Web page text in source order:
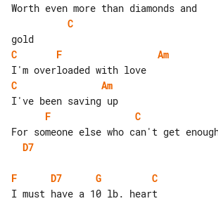
C
C
F
Am
C
Am
F
C
D7
F D7 G
C
I must have a 10 lb. heart